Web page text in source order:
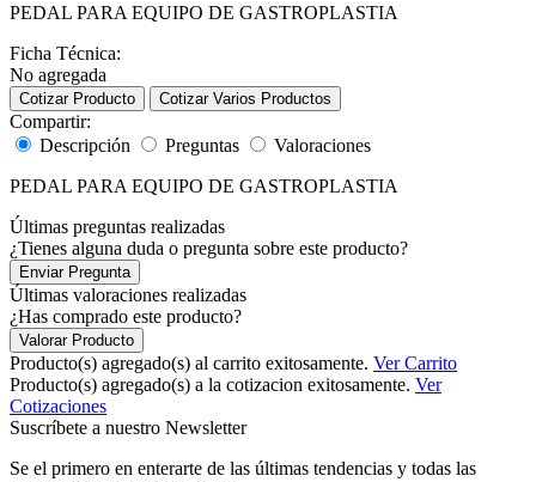
PEDAL PARA EQUIPO DE GASTROPLASTIA
Ficha Técnica:
No agregada
Cotizar Producto Cotizar Varios Productos
Compartir:
Descripción
Preguntas
Valoraciones
PEDAL PARA EQUIPO DE GASTROPLASTIA
Últimas preguntas realizadas
¿Tienes alguna duda o pregunta sobre este producto?
Enviar Pregunta
Últimas valoraciones realizadas
¿Has comprado este producto?
Valorar Producto
Producto(s) agregado(s) al carrito exitosamente. Ver Carrito
Producto(s) agregado(s) a la cotizacion exitosamente. Ver
Cotizaciones
Suscríbete a nuestro Newsletter
Se el primero en enterarte de las últimas tendencias y todas las